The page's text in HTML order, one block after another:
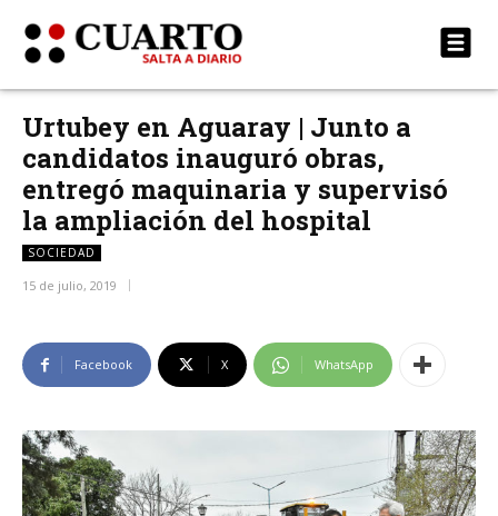
Urtubey en Aguaray | Junto a
candidatos inauguró obras,
entregó maquinaria y supervisó
la ampliación del hospital
SOCIEDAD
15 de julio, 2019
Facebook X WhatsApp